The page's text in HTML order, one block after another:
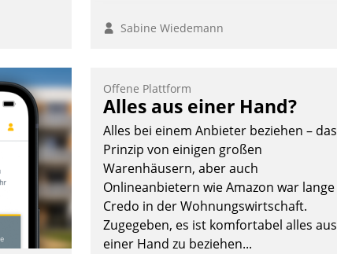
Sabine Wiedemann
Offene Plattform
Alles aus einer Hand?
Alles bei einem Anbieter beziehen – das
Prinzip von einigen großen
Warenhäusern, aber auch
Onlineanbietern wie Amazon war lange
Credo in der Wohnungswirtschaft.
Zugegeben, es ist komfortabel alles aus
einer Hand zu beziehen...